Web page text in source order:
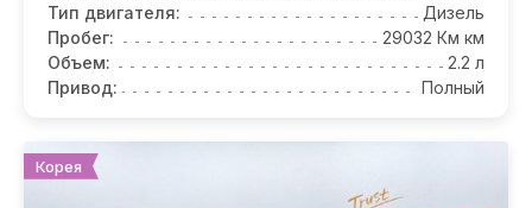
Тип двигателя:
Дизель
Пробег:
29032 Км км
Объем:
2.2 л
Привод:
Полный
Корея